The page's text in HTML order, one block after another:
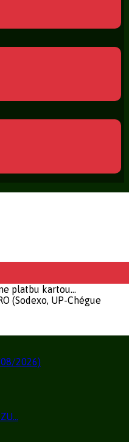
platbu kartou…
(Sodexo, UP-Chégue
2026)